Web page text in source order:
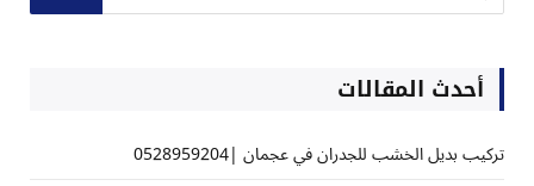
أحدث المقالات
تركيب بديل الخشب للجدران في عجمان |0528959204